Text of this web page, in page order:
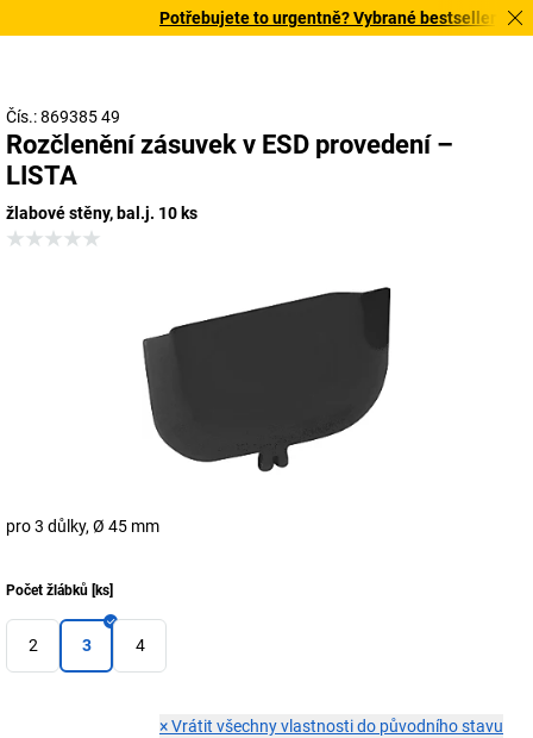
Potřebujete to urgentně? Vybrané bestsellery
Čís.: 869385 49
Rozčlenění zásuvek v ESD provedení –
LISTA
žlabové stěny, bal.j. 10 ks
pro 3 důlky, Ø 45 mm
Počet žlábků [ks]
2 3 4
×Vrátit všechny vlastnosti do původního stavu